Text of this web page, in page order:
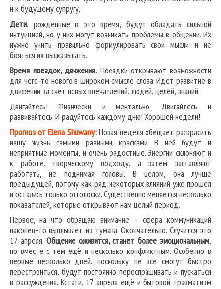
и к будущему супругу.
Дети, рожденные в это время, будут обладать сильной
интуицией, но у них могут возникать проблемы в общении. Их
нужно учить правильно формулировать свои мысли и не
бояться их высказывать.
Время поездок, движения. Поездки открывают возможности
для чего-то нового в широком смысле слова. Идет развитие в
движении за счет новых впечатлений, людей, целей, знаний.
Двигайтесь! Физически и ментально. Двигайтесь и
развивайтесь. И радуйтесь каждому дню! Хорошей недели!
Прогноз от Elena Shuwany:Новая неделя обещает раскрасить
нашу жизнь самыми разными красками. В ней будут и
неприятные моменты, и очень радостные. Энергии склоняют и
к работе, творческому подходу, а затем заставляют
работать, не поднимая головы. В целом, она лучше
предыдущей, потому как ряд некоторых влияний уже прошёл
и остались только отголоски. Существенно меняется несколько
показателей, которые открывают нам целый период.
Первое, на что обращаю внимание – сфера коммуникаций
наконец-то выплывает из тумана. Окончательно. Случится это
17 апреля. Общение оживится, станет более эмоциональным,
но вместе с тем ещё и несколько конфликтным. Особенно в
первые несколько дней, поскольку не все смогут быстро
перестроиться, будут постоянно переспрашивать и пускаться
в рассуждения. Кстати, 17 апреля ещё и бытовой травматизм